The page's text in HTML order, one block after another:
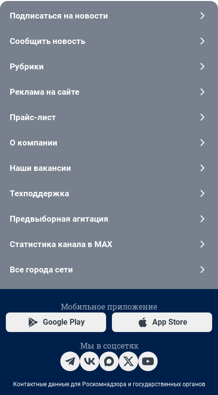
Подписаться на новости
Сообщить новость
Рубрики
Реклама на сайте
Прайс-лист
О компании
Наши вакансии
Техподдержка
Предвыборная агитация
Статистика канала в MAX
Все города сети
Мобильное приложение
Google Play App Store
Мы в соцсетях
Контактные данные для Роскомнадзора и государственных органов